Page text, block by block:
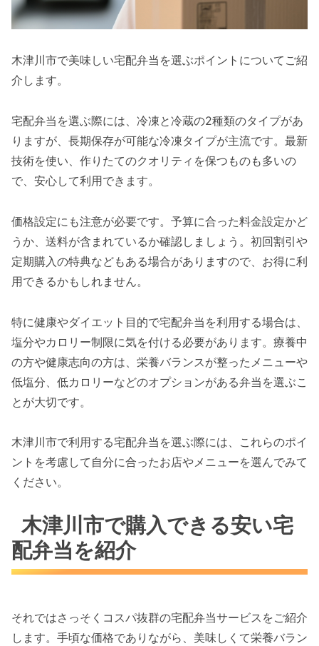
木津川市で美味しい宅配弁当を選ぶポイントについてご紹
介します。
宅配弁当を選ぶ際には、冷凍と冷蔵の2種類のタイプがあ
りますが、長期保存が可能な冷凍タイプが主流です。最新
技術を使い、作りたてのクオリティを保つものも多いの
で、安心して利用できます。
価格設定にも注意が必要です。予算に合った料金設定かど
うか、送料が含まれているか確認しましょう。初回割引や
定期購入の特典などもある場合がありますので、お得に利
用できるかもしれません。
特に健康やダイエット目的で宅配弁当を利用する場合は、
塩分やカロリー制限に気を付ける必要があります。療養中
の方や健康志向の方は、栄養バランスが整ったメニューや
低塩分、低カロリーなどのオプションがある弁当を選ぶこ
とが大切です。
木津川市で利用する宅配弁当を選ぶ際には、これらのポイ
ントを考慮して自分に合ったお店やメニューを選んでみて
ください。
木津川市で購入できる安い宅
配弁当を紹介
それではさっそくコスパ抜群の宅配弁当サービスをご紹介
します。手頃な価格でありながら、美味しくて栄養バラン